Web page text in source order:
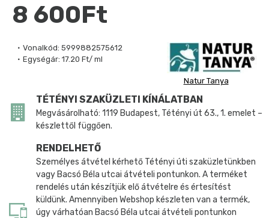
Vonalkód: 5999882575612
Egységár: 17.20 Ft/ ml
Natur Tanya
8 600Ft
TÉTÉNYI SZAKÜZLETI KÍNÁLATBAN
Megvásárolható: 1119 Budapest, Tétényi út 63., 1. emelet –
készlettől függően.
RENDELHETŐ
Személyes átvétel kérhető Tétényi úti szaküzletünkben
vagy Bacsó Béla utcai átvételi pontunkon. A terméket
rendelés után készítjük elő átvételre és értesítést
küldünk. Amennyiben Webshop készleten van a termék,
úgy várhatóan Bacsó Béla utcai átvételi pontunkon